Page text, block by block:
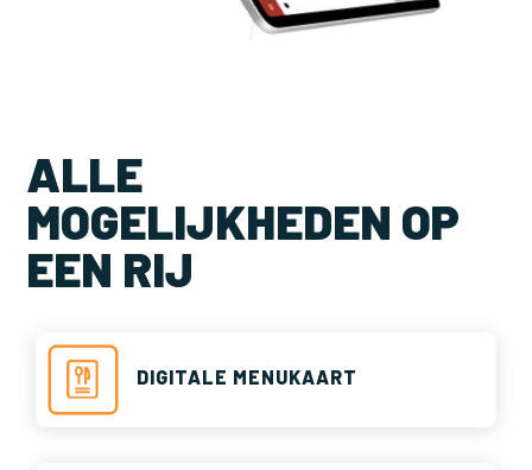
ALLE
MOGELIJKHEDEN OP
EEN RIJ
DIGITALE MENUKAART